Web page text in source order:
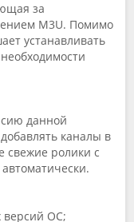
за
M3U. Помимо
устанавливать
данной
каналы в
свежие ролики с
OC;